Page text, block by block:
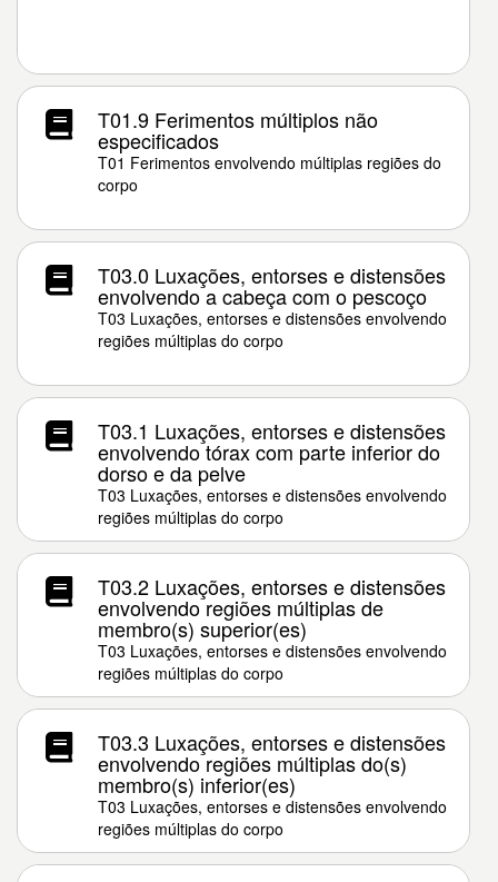
T01.9 Ferimentos múltiplos não
especificados
T01 Ferimentos envolvendo múltiplas regiões do
corpo
T03.0 Luxações, entorses e distensões
envolvendo a cabeça com o pescoço
T03 Luxações, entorses e distensões envolvendo
regiões múltiplas do corpo
T03.1 Luxações, entorses e distensões
envolvendo tórax com parte inferior do
dorso e da pelve
T03 Luxações, entorses e distensões envolvendo
regiões múltiplas do corpo
T03.2 Luxações, entorses e distensões
envolvendo regiões múltiplas de
membro(s) superior(es)
T03 Luxações, entorses e distensões envolvendo
regiões múltiplas do corpo
T03.3 Luxações, entorses e distensões
envolvendo regiões múltiplas do(s)
membro(s) inferior(es)
T03 Luxações, entorses e distensões envolvendo
regiões múltiplas do corpo